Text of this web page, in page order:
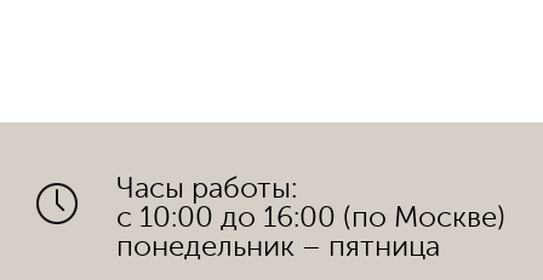
Часы работы:
с 10:00 до 16:00 (по Москве)
понедельник – пятница